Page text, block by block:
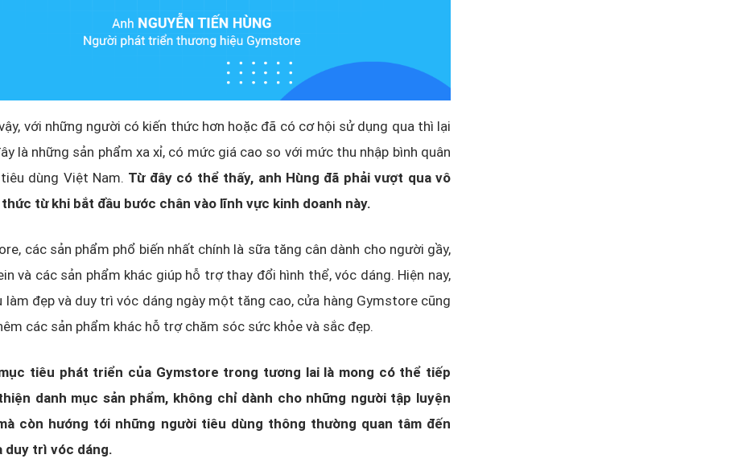
với những người có kiến thức hơn hoặc đã có cơ hội sử dụng qua thì lại
là những sản phẩm xa xỉ, có mức giá cao so với mức thu nhập bình quân
dùng Việt Nam. Từ đây có thể thấy, anh Hùng đã phải vượt qua vô
từ khi bắt đầu bước chân vào lĩnh vực kinh doanh này.
các sản phẩm phổ biến nhất chính là sữa tăng cân dành cho người gầy,
và các sản phẩm khác giúp hỗ trợ thay đổi hình thể, vóc dáng. Hiện nay,
làm đẹp và duy trì vóc dáng ngày một tăng cao, cửa hàng Gymstore cũng
các sản phẩm khác hỗ trợ chăm sóc sức khỏe và sắc đẹp.
tiêu phát triển của Gymstore trong tương lai là mong có thể tiếp
danh mục sản phẩm, không chỉ dành cho những người tập luyện
còn hướng tới những người tiêu dùng thông thường quan tâm đến
duy trì vóc dáng.